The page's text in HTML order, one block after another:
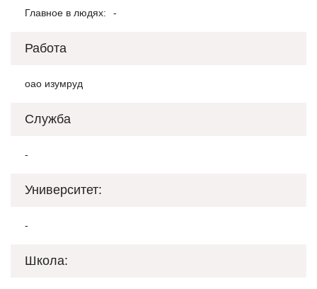
Главное в людях:
-
Работа
оао изумруд
Служба
-
Университет:
-
Школа: